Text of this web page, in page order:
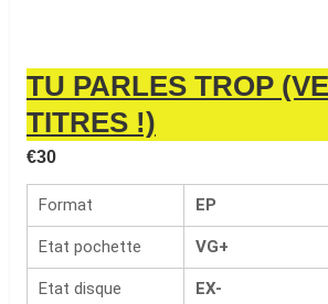
TU PARLES TROP
TITRES !)
€30
Format EP
Etat pochette VG+
Etat disque EX-